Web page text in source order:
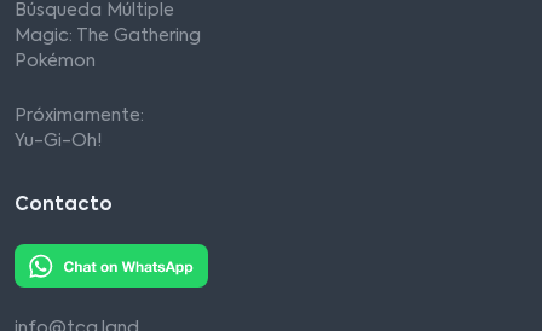
Búsqueda Múltiple
Magic: The Gathering
Pokémon
Próximamente:
Yu-Gi-Oh!
Contacto